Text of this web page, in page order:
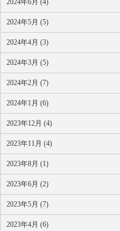
2024年6月 (4)
2024年5月 (5)
2024年4月 (3)
2024年3月 (5)
2024年2月 (7)
2024年1月 (6)
2023年12月 (4)
2023年11月 (4)
2023年8月 (1)
2023年6月 (2)
2023年5月 (7)
2023年4月 (6)